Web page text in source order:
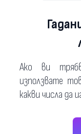
Ако ви
използвате
какви числа да